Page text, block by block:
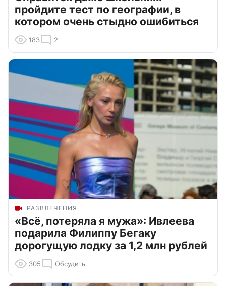
пройдите тест по географии, в
котором очень стыдно ошибиться
183 2
РАЗВЛЕЧЕНИЯ
«Всё, потеряла я мужа»: Ивлеева
подарила Филиппу Бегаку
дорогущую лодку за 1,2 млн рублей
305 Обсудить